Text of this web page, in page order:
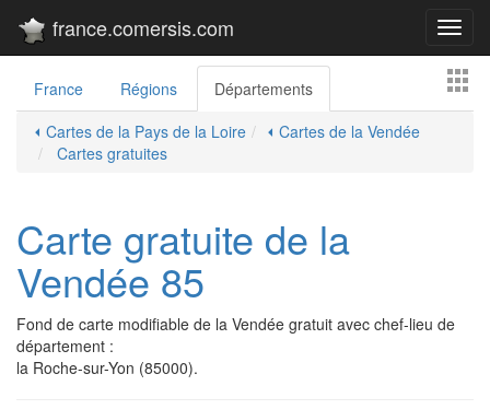
france.comersis.com
France Régions
Départements
⏴ Cartes de la Pays de la Loire
⏴ Cartes de la Vendée
Cartes gratuites
Carte gratuite de la
Vendée 85
Fond de carte modifiable de la Vendée gratuit avec chef-lieu de
département :
la Roche-sur-Yon (85000).